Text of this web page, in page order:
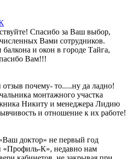
Спасибо за Ваш выбор,
Вами сотрудников.
и окон в городе Тайга,
Вам!!!
почему- то.....ну да ладно!
монтажного участка
Никиту и менеджера Лидию
и отношение к их работе!
доктор» не первый год
«Профиль-К», недавно нам